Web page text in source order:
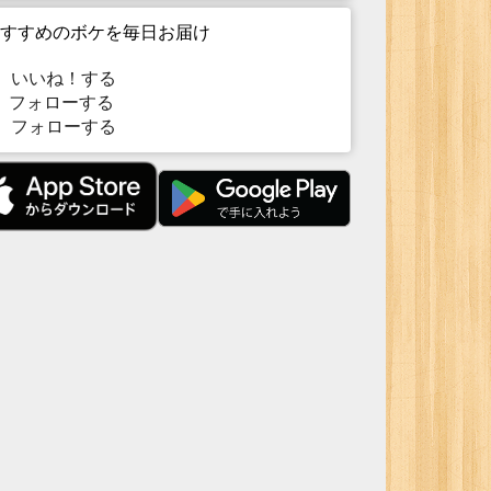
すめのボケを毎日お届け
いいね！する
ォローする
フォローする